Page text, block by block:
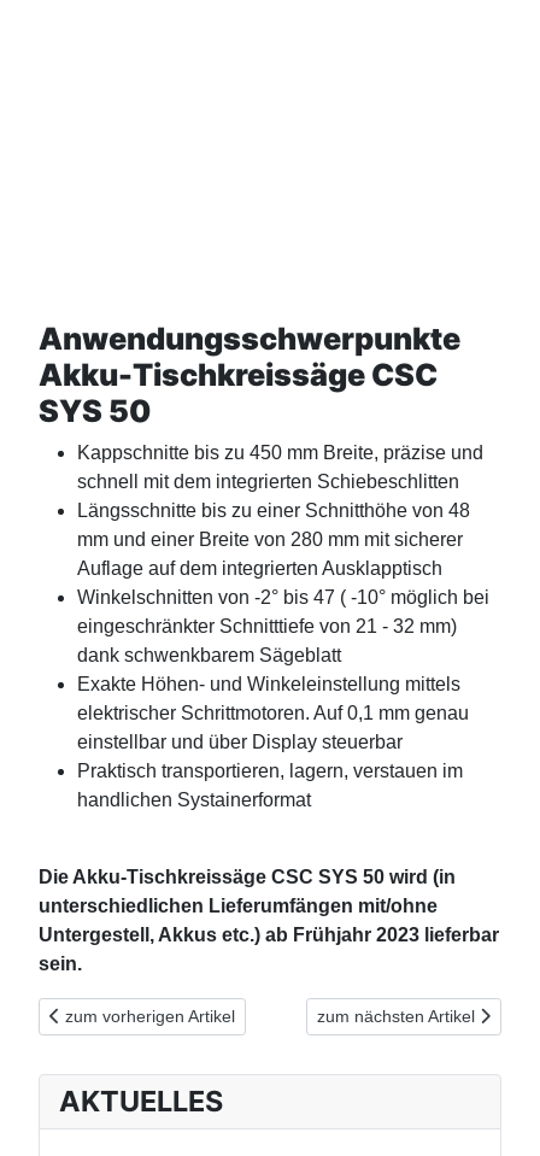
Anwendungsschwerpunkte
Akku-Tischkreissäge CSC
SYS 50
Kappschnitte bis zu 450 mm Breite, präzise und
schnell mit dem integrierten Schiebeschlitten
Längsschnitte bis zu einer Schnitthöhe von 48
mm und einer Breite von 280 mm mit sicherer
Auflage auf dem integrierten Ausklapptisch
Winkelschnitten von -2° bis 47 ( -10° möglich bei
eingeschränkter Schnitttiefe von 21 - 32 mm)
dank schwenkbarem Sägeblatt
Exakte Höhen- und Winkeleinstellung mittels
elektrischer Schrittmotoren. Auf 0,1 mm genau
einstellbar und über Display steuerbar
Praktisch transportieren, lagern, verstauen im
handlichen Systainerformat
Die Akku-Tischkreissäge CSC SYS 50 wird (in
unterschiedlichen Lieferumfängen mit/ohne
Untergestell, Akkus etc.) ab Frühjahr 2023 lieferbar
sein.
Vorheriger Beitrag: NEUHEIT: Festool Akku-Säbelsäge RSC 18
zum vorherigen Artikel Nächster Beitrag:
zum nächsten Artikel
AKTUELLES